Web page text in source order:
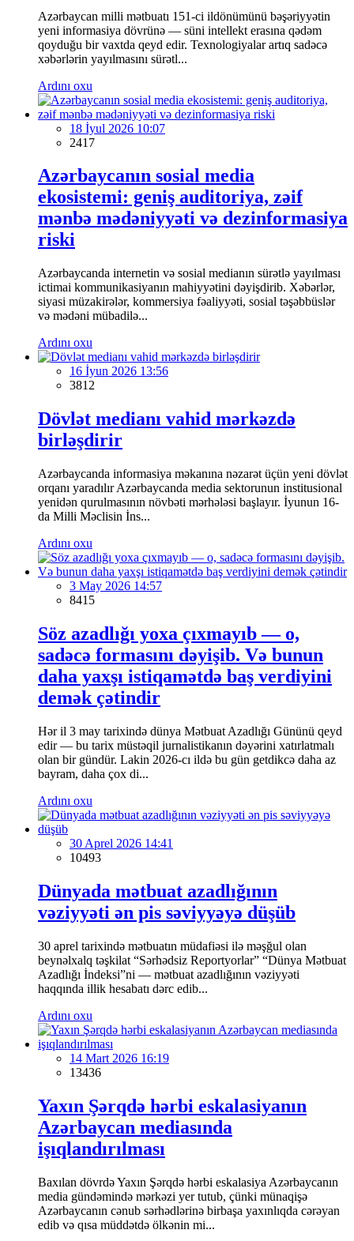
Azərbaycan milli mətbuatı 151-ci ildönümünü bəşəriyyətin
yeni informasiya dövrünə — süni intellekt erasına qədəm
qoyduğu bir vaxtda qeyd edir. Texnologiyalar artıq sadəcə
xəbərlərin yayılmasını sürətl...
Ardını oxu
18 İyul 2026 10:07
2417
Azərbaycanın sosial media
ekosistemi: geniş auditoriya, zəif
mənbə mədəniyyəti və dezinformasiya
riski
Azərbaycanda internetin və sosial medianın sürətlə yayılması
ictimai kommunikasiyanın mahiyyətini dəyişdirib. Xəbərlər,
siyasi müzakirələr, kommersiya fəaliyyəti, sosial təşəbbüslər
və mədəni mübadilə...
Ardını oxu
16 İyun 2026 13:56
3812
Dövlət medianı vahid mərkəzdə
birləşdirir
Azərbaycanda informasiya məkanına nəzarət üçün yeni dövlət
orqanı yaradılır Azərbaycanda media sektorunun institusional
yenidən qurulmasının növbəti mərhələsi başlayır. İyunun 16-
da Milli Məclisin İns...
Ardını oxu
3 May 2026 14:57
8415
Söz azadlığı yoxa çıxmayıb — o,
sadəcə formasını dəyişib. Və bunun
daha yaxşı istiqamətdə baş verdiyini
demək çətindir
Hər il 3 may tarixində dünya Mətbuat Azadlığı Gününü qeyd
edir — bu tarix müstəqil jurnalistikanın dəyərini xatırlatmalı
olan bir gündür. Lakin 2026-cı ildə bu gün getdikcə daha az
bayram, daha çox di...
Ardını oxu
30 Aprel 2026 14:41
10493
Dünyada mətbuat azadlığının
vəziyyəti ən pis səviyyəyə düşüb
30 aprel tarixində mətbuatın müdafiəsi ilə məşğul olan
beynəlxalq təşkilat “Sərhədsiz Reportyorlar” “Dünya Mətbuat
Azadlığı İndeksi”ni — mətbuat azadlığının vəziyyəti
haqqında illik hesabatı dərc edib...
Ardını oxu
14 Mart 2026 16:19
13436
Yaxın Şərqdə hərbi eskalasiyanın
Azərbaycan mediasında
işıqlandırılması
Baxılan dövrdə Yaxın Şərqdə hərbi eskalasiya Azərbaycanın
media gündəmində mərkəzi yer tutub, çünki münaqişə
Azərbaycanın cənub sərhədlərinə birbaşa yaxınlıqda cərəyan
edib və qısa müddətdə ölkənin mi...